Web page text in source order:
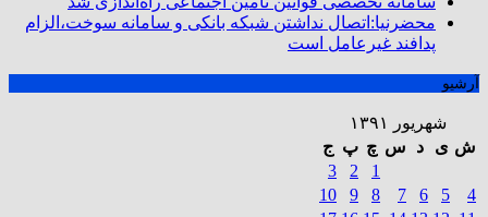
محضرنیا:اتصال نداشتن شبکه بانکی و سامانه سوخت،الزام
پدافند غیرعامل است
آرشیو
شهریور ۱۳۹۱
ش ی د س چ پ ج
1
2
3
4
5
6
7
8
9
10